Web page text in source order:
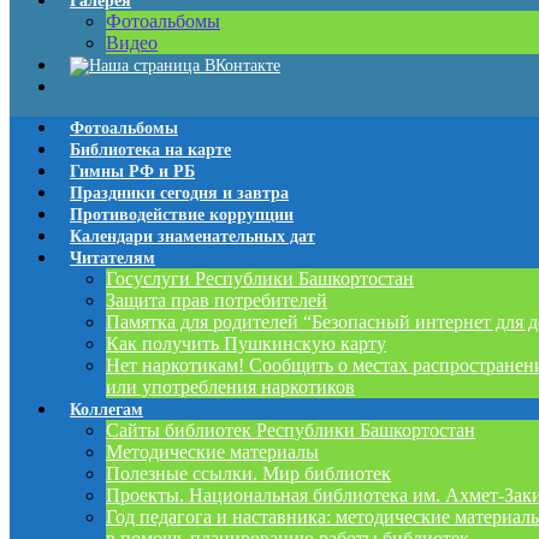
Фотоальбомы
Видео
Фотоальбомы
Библиотека на карте
Гимны РФ и РБ
Праздники сегодня и завтра
Противодействие коррупции
Календари знаменательных дат
Читателям
Госуслуги Республики Башкортостан
Защита прав потребителей
Памятка для родителей “Безопасный интернет для
Как получить Пушкинскую карту
Нет наркотикам! Сообщить о местах
или употребления наркотиков
Коллегам
Сайты библиотек Республики Башкортостан
Методические материалы
Полезные ссылки. Мир библиотек
Проекты. Национальная библиотека им. Ахмет-
Год педагога и наставника: методические